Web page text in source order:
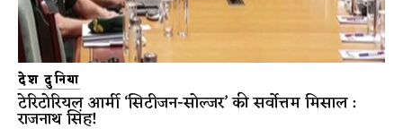
देश दुनिया
टेरिटोरियल आर्मी ‘सिटीजन-सोल्जर’ की सर्वोत्तम मिसाल :
राजनाथ सिंह!